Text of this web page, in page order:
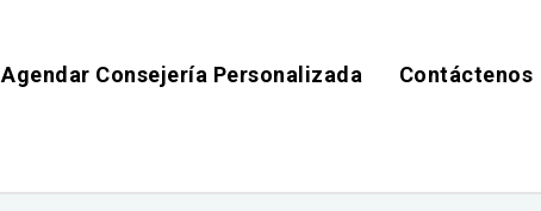
Agendar Consejería Personalizada Contáctenos